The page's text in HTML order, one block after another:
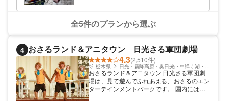
全5件のプランから選ぶ
4 おさるランド＆アニタウン 日光さる軍団劇場
4.3(2,510件)
栃木県 日光・霧降高原・奥日光・中禅寺湖・今市
おさるランド＆アニタウン 日光さる軍団劇
場は、見て遊んでふれあえる、おさるのエン
ターテインメントパークです。 園内には、